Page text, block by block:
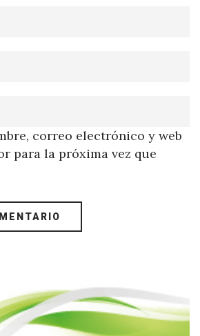
correo electrónico y web
para la próxima vez que